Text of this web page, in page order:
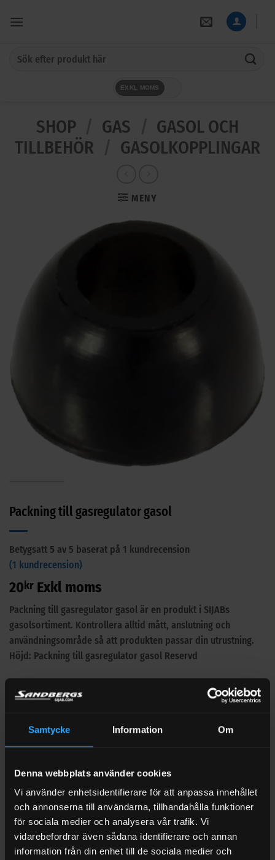
Samtycke Information Om
Denna webbplats använder cookies
Vi använder enhetsidentifierare för att anpassa innehållet
och annonserna till användarna, tillhandahålla funktioner
för sociala medier och analysera vår trafik. Vi
vidarebefordrar även sådana identifierare och annan
information från din enhet till de sociala medier och
EXKL MOMS
SHOP GAS
GASOL OCH
TILLBEHÖR
GASOLKOPPLINGAR
MENY
Packning till gasregulator gasol
Betygsatt 5 av 5 baserat på 1 kundrecension
(1 kundrecension)
20 kr Exkl moms
Packning till gasregulator gasol är en produkt i SIJABs
gasolsortiment. Kontrollera alltid mått, anslutning och
användningsområde så att produkten passar din utrustning.
Höjd: Packning till gasregulator gasol Reservd
I LAGER (1-3 ARBETSDAGAR)
🔍 Se vårt övriga sortiment med Gasolkopplingar